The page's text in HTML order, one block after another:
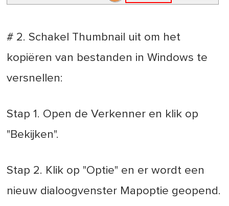
# 2. Schakel Thumbnail uit om het
kopiëren van bestanden in Windows te
versnellen:
Stap 1. Open de Verkenner en klik op
"Bekijken".
Stap 2. Klik op "Optie" en er wordt een
nieuw dialoogvenster Mapoptie geopend.